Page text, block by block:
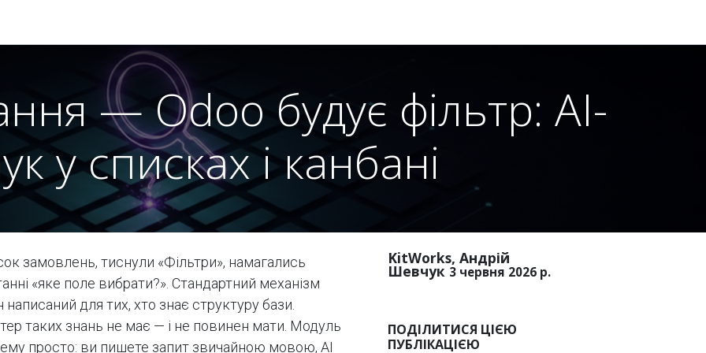
— Odoo будує фільтр: AI-
у списках і канбані
замовлень, тиснули «Фільтри», намагались
«яке поле вибрати?». Стандартний механізм
для тих, хто знає структуру бази.
таких знань не має — і не повинен мати. Модуль
просто: ви пишете запит звичайною мовою, AI
KitWorks, Андрій
Шевчук 3 червня 2026 р.
ПОДІЛИТИСЯ ЦІЄЮ
ПУБЛІКАЦІЄЮ